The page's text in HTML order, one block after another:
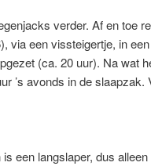
verder. Af en toe
via een vissteigertje, in een
(ca. 20 uur). Na wat
’s avonds in de slaapzak.
een langslaper, dus